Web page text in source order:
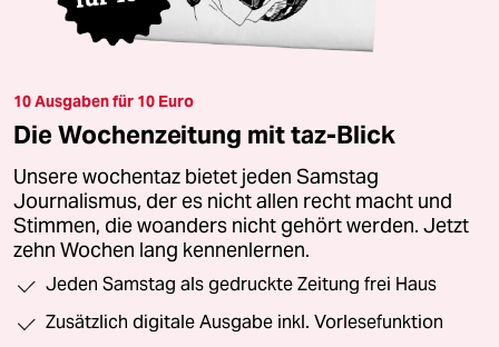
10 Ausgaben für 10 Euro
Die Wochenzeitung mit taz-Blick
Unsere wochentaz bietet jeden Samstag
Journalismus, der es nicht allen recht macht und
Stimmen, die woanders nicht gehört werden. Jetzt
zehn Wochen lang kennenlernen.
Jeden Samstag als gedruckte Zeitung frei Haus
Zusätzlich digitale Ausgabe inkl. Vorlesefunktion